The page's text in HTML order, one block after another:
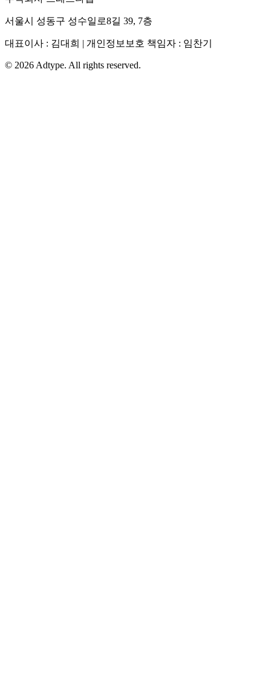
서울시 성동구 성수일로8길 39, 7층
대표이사 : 김대희 | 개인정보보호 책임자 : 임찬기
© 2026 Adtype. All rights reserved.